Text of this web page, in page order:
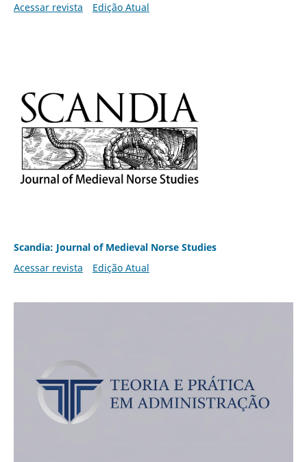
Acessar revista
Edição Atual
Scandia: Journal of Medieval Norse Studies
Acessar revista
Edição Atual